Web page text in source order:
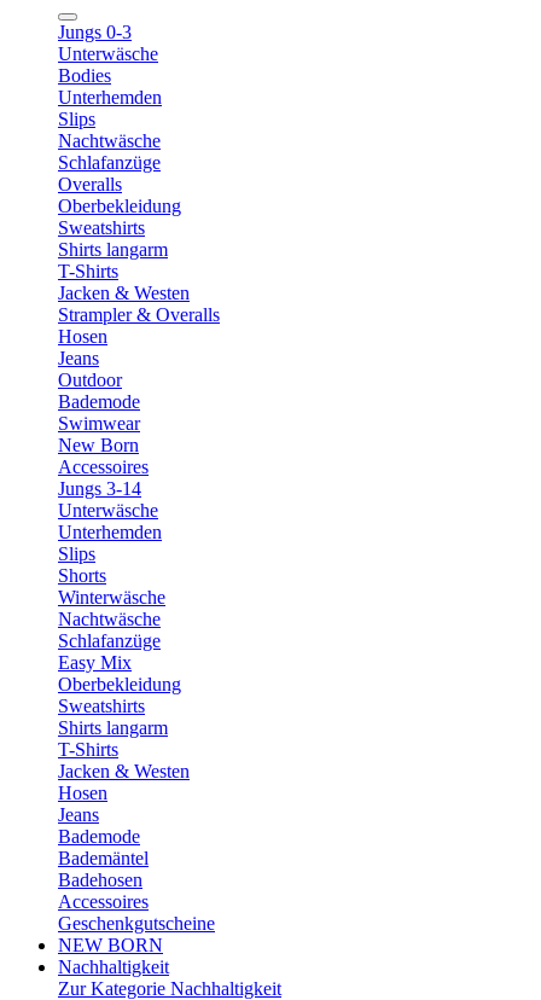
Jungs 0-3
Unterwäsche
Bodies
Unterhemden
Slips
Nachtwäsche
Schlafanzüge
Overalls
Oberbekleidung
Sweatshirts
Shirts langarm
T-Shirts
Jacken & Westen
Strampler & Overalls
Hosen
Jeans
Outdoor
Bademode
Swimwear
New Born
Accessoires
Jungs 3-14
Unterwäsche
Unterhemden
Slips
Shorts
Winterwäsche
Nachtwäsche
Schlafanzüge
Easy Mix
Oberbekleidung
Sweatshirts
Shirts langarm
T-Shirts
Jacken & Westen
Hosen
Jeans
Bademode
Bademäntel
Badehosen
Accessoires
Geschenkgutscheine
NEW BORN
Nachhaltigkeit
Zur Kategorie Nachhaltigkeit